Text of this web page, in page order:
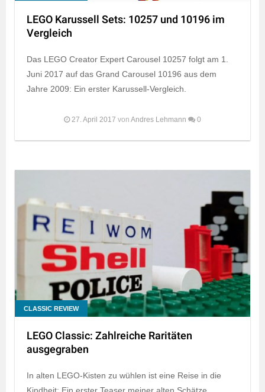
LEGO Karussell Sets: 10257 und 10196 im
Vergleich
Das LEGO Creator Expert Carousel 10257 folgt am 1.
Juni 2017 auf das Grand Carousel 10196 aus dem
Jahre 2009: Ein erster Karussell-Vergleich.
27. April 2017 von Andres Lehmann 0
CLASSIC REVIEW
LEGO Classic: Zahlreiche Raritäten
ausgegraben
In alten LEGO-Kisten zu wühlen ist eine Reise in die